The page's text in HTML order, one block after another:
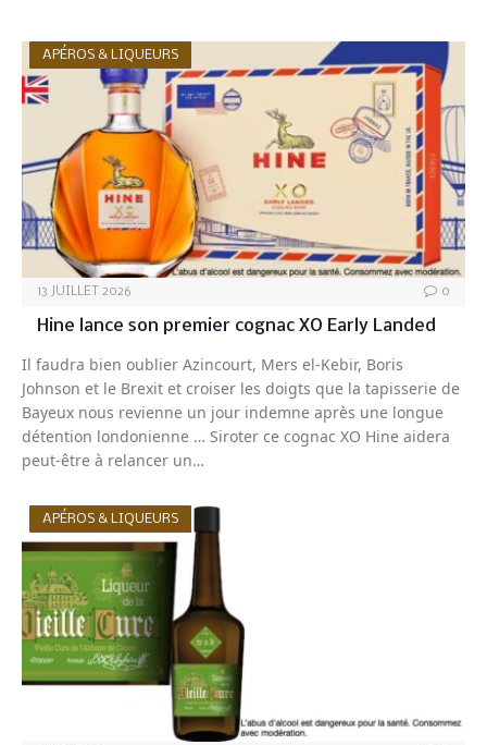
APÉROS & LIQUEURS
13 JUILLET 2026 0
Hine lance son premier cognac XO Early Landed
Il faudra bien oublier Azincourt, Mers el-Kebir, Boris
Johnson et le Brexit et croiser les doigts que la tapisserie de
Bayeux nous revienne un jour indemne après une longue
détention londonienne … Siroter ce cognac XO Hine aidera
peut-être à relancer un…
APÉROS & LIQUEURS